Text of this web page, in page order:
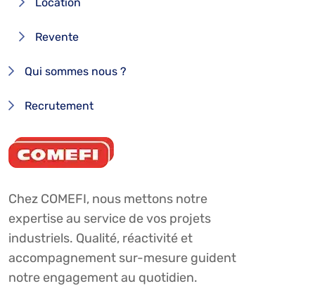
Revente
Qui sommes nous ?
Recrutement
Chez COMEFI, nous mettons notre
expertise au service de vos projets
industriels. Qualité, réactivité et
accompagnement sur-mesure guident
notre engagement au quotidien.